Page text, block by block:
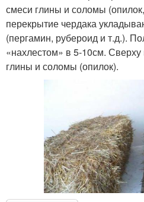
смеси глины и соломы
перекрытие чердака
(пергамин, рубероид и т.д.).
«нахлестом» в 5-10см.
глины и соломы (опилок).